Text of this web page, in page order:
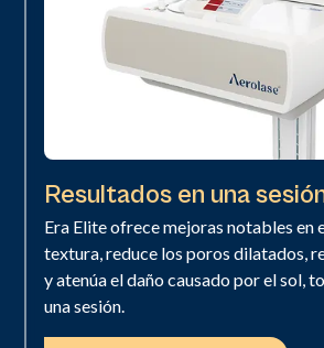
Resultados en una
Era Elite ofrece mejoras notables en
textura, reduce los poros dilatados,
y atenúa el daño causado por el sol,
una sesión.